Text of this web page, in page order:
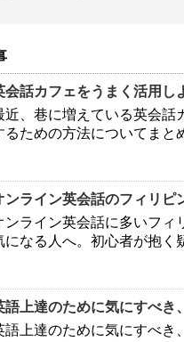
会話カフェをうまく活用し
近、巷に増えている英会話
るための方法についてまと
ンライン英会話のフィリピ
ンライン英会話に多いフィ
になる人へ。初心者が抱く
語上達のために気にすべき
語上達のために気にすべき